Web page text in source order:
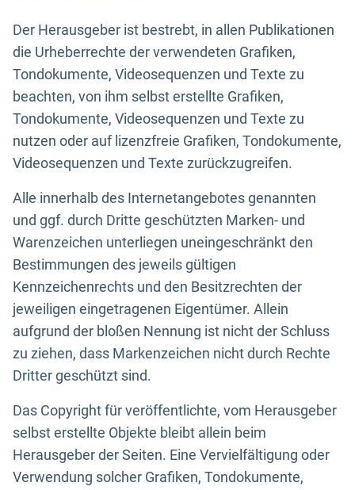
Der Herausgeber ist bestrebt, in allen Publikationen
die Urheberrechte der verwendeten Grafiken,
Tondokumente, Videosequenzen und Texte zu
beachten, von ihm selbst erstellte Grafiken,
Tondokumente, Videosequenzen und Texte zu
nutzen oder auf lizenzfreie Grafiken, Tondokumente,
Videosequenzen und Texte zurückzugreifen.
Alle innerhalb des Internetangebotes genannten
und ggf. durch Dritte geschützten Marken- und
Warenzeichen unterliegen uneingeschränkt den
Bestimmungen des jeweils gültigen
Kennzeichenrechts und den Besitzrechten der
jeweiligen eingetragenen Eigentümer. Allein
aufgrund der bloßen Nennung ist nicht der Schluss
zu ziehen, dass Markenzeichen nicht durch Rechte
Dritter geschützt sind.
Das Copyright für veröffentlichte, vom Herausgeber
selbst erstellte Objekte bleibt allein beim
Herausgeber der Seiten. Eine Vervielfältigung oder
Verwendung solcher Grafiken, Tondokumente,